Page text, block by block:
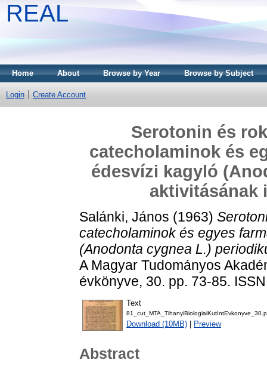
REAL
Home About Browse by Year Browse by Subject
Login Create Account
Serotonin és
catecholaminok és
édesvízi kagyló
aktivitásának
Salánki, János (1963)
catecholaminok és egyes
(Anodonta cygnea L.)
A Magyar Tudományos
évkönyve, 30. pp. 73-85.
Text
Download (10MB) Preview
Abstract